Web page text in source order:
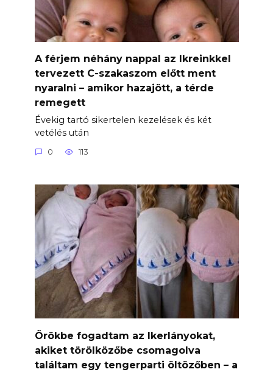
A férjem néhány nappal az Ikreinkkel
tervezett C-szakaszom előtt ment
nyaralni – amikor hazajött, a térde
remegett
Évekig tartó sikertelen kezelések és két
vetélés után
0 113
Örökbe fogadtam az Ikerlányokat,
akiket törölközőbe csomagolva
találtam egy tengerparti öltözőben – a